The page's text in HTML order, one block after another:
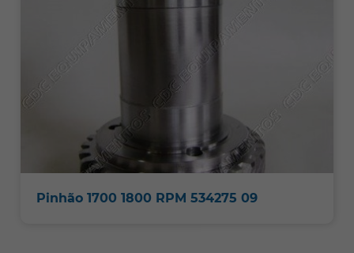
Pinhão 1700 1800 RPM 534275 09